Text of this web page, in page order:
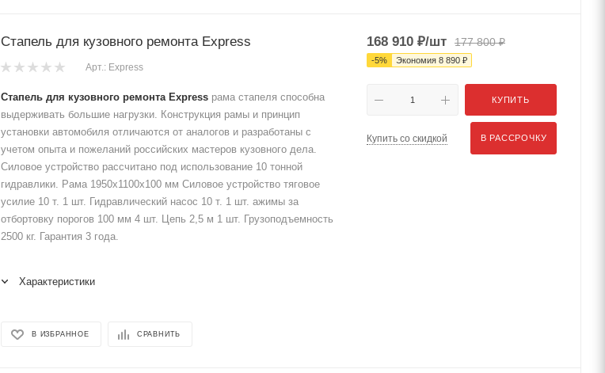
Стапель для кузовного ремонта Express
Арт.: Express
Стапель для кузовного ремонта Express рама стапеля способна
выдерживать большие нагрузки. Конструкция рамы и принцип
установки автомобиля отличаются от аналогов и разработаны с
учетом опыта и пожеланий российских мастеров кузовного дела.
Силовое устройство рассчитано под использование 10 тонной
гидравлики. Рама 1950х1100х100 мм Силовое устройство тяговое
усилие 10 т. 1 шт. Гидравлический насос 10 т. 1 шт. ажимы за
отбортовку порогов 100 мм 4 шт. Цепь 2,5 м 1 шт. Грузоподъемность
2500 кг. Гарантия 3 года.
Характеристики
В ИЗБРАННОЕ СРАВНИТЬ
168 910 ₽/шт 177 800₽
-5% Экономия 8 890 ₽
КУПИТЬ
Купить со скидкой В РАССРОЧКУ